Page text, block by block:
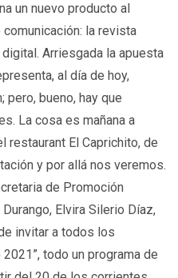
un nuevo producto al
la revista
Arriesgada la apuesta
al día de hoy,
bueno, hay que
La cosa es mañana a
restaurant El Caprichito, de
y por allá nos veremos.
de Promoción
Elvira Silerio Díaz,
invitar a todos los
todo un programa de